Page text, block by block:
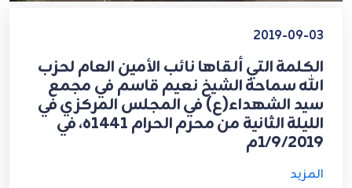
2019-09-03
الكلمة التي ألقاها نائب الأمين العام لحزب
الله سماحة الشيخ نعيم قاسم في مجمع
سيد الشهداء(ع) في المجلس المركزي في
الليلة الثانية من محرم الحرام 1441ه، في
1/9/2019م
المزيد